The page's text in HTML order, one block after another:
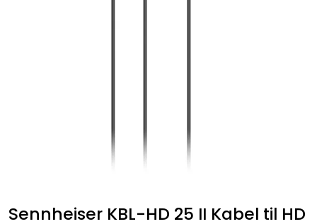
Sennheiser KBL-HD 25 II Kabel til HD